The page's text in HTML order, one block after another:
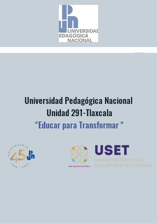
Universidad Pedagógica Nacional
Unidad 291-Tlaxcala
"Educar para Transformar "